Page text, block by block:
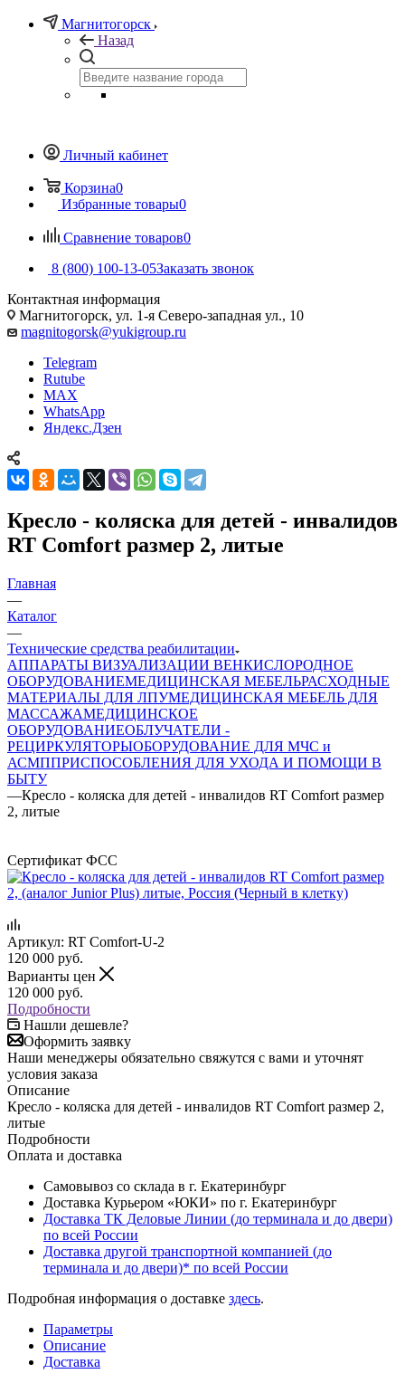
Магнитогорск
Назад
Личный кабинет
Корзина0
Избранные товары0
Сравнение товаров0
8 (800) 100-13-05Заказать звонок
Контактная информация
Магнитогорск, ул. 1-я Северо-западная ул., 10
magnitogorsk@yukigroup.ru
Telegram
Rutube
MAX
WhatsApp
Яндекс.Дзен
Кресло - коляска для детей - инвалидов
RT Comfort размер 2, литые
Главная
—
Каталог
—
Технические средства реабилитации
АППАРАТЫ ВИЗУАЛИЗАЦИИ ВЕНКИСЛОРОДНОЕ
ОБОРУДОВАНИЕМЕДИЦИНСКАЯ МЕБЕЛЬРАСХОДНЫЕ
МАТЕРИАЛЫ ДЛЯ ЛПУМЕДИЦИНСКАЯ МЕБЕЛЬ ДЛЯ
МАССАЖАМЕДИЦИНСКОЕ
ОБОРУДОВАНИЕОБЛУЧАТЕЛИ -
РЕЦИРКУЛЯТОРЫОБОРУДОВАНИЕ ДЛЯ МЧС и
АСМППРИСПОСОБЛЕНИЯ ДЛЯ УХОДА И ПОМОЩИ В
БЫТУ
—Кресло - коляска для детей - инвалидов RT Comfort размер
2, литые
Сертификат ФСС
Артикул: RT Comfort-U-2
120 000 руб.
Варианты цен
120 000 руб.
Подробности
Нашли дешевле?
Оформить заявку
Наши менеджеры обязательно свяжутся с вами и уточнят
условия заказа
Описание
Кресло - коляска для детей - инвалидов RT Comfort размер 2,
литые
Подробности
Оплата и доставка
Самовывоз со склада в г. Екатеринбург
Доставка Курьером «ЮКИ» по г. Екатеринбург
Доставка ТК Деловые Линии (до терминала и до двери)
по всей России
Доставка другой транспортной компанией (до
терминала и до двери)* по всей России
Подробная информация о доставке здесь.
Параметры
Описание
Доставка